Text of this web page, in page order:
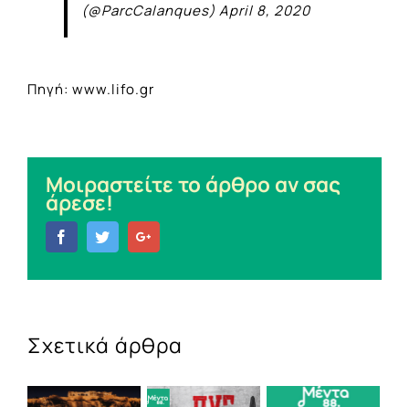
(@ParcCalanques) April 8, 2020
Πηγή: www.lifo.gr
Μοιραστείτε το άρθρο αν σας
άρεσε!
FacebookTwitter
Σχετικά άρθρα